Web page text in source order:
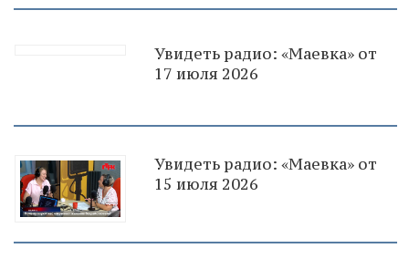
Увидеть радио: «Маевка» от
17 июля 2026
Увидеть радио: «Маевка» от
15 июля 2026